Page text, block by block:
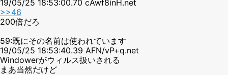
19/05/25 18:53:00.70 cAwf8inH.net
>>46
200倍だろ
59:既にその名前は使われています
19/05/25 18:53:40.39 AFN/vP+q.net
Windowerがウィルス扱いされる
まあ当然だけど